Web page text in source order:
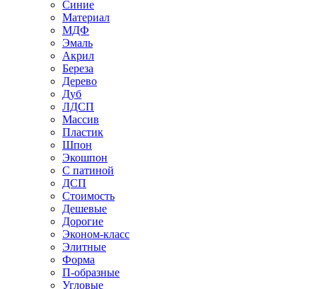
Синие
Материал
МДФ
Эмаль
Акрил
Береза
Дерево
Дуб
ЛДСП
Массив
Пластик
Шпон
Экошпон
С патиной
ДСП
Стоимость
Дешевые
Дорогие
Эконом-класс
Элитные
Форма
П-образные
Угловые